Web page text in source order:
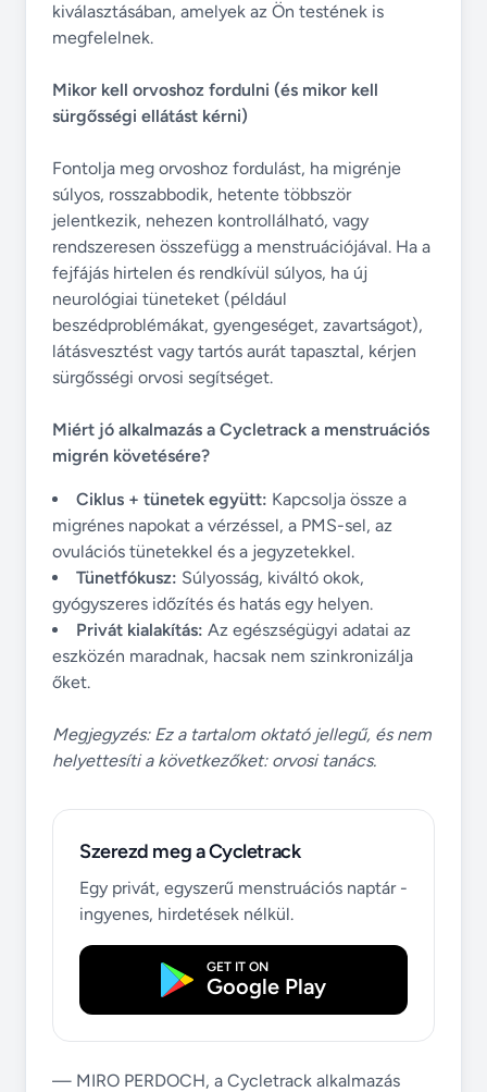
kiválasztásában, amelyek az Ön testének is
megfelelnek.
Mikor kell orvoshoz fordulni (és mikor kell
sürgősségi ellátást kérni)
Fontolja meg orvoshoz fordulást, ha migrénje
súlyos, rosszabbodik, hetente többször
jelentkezik, nehezen kontrollálható, vagy
rendszeresen összefügg a menstruációjával. Ha a
fejfájás hirtelen és rendkívül súlyos, ha új
neurológiai tüneteket (például
beszédproblémákat, gyengeséget, zavartságot),
látásvesztést vagy tartós aurát tapasztal, kérjen
sürgősségi orvosi segítséget.
Miért jó alkalmazás a Cycletrack a menstruációs
migrén követésére?
Ciklus + tünetek együtt: Kapcsolja össze a
migrénes napokat a vérzéssel, a PMS-sel, az
ovulációs tünetekkel és a jegyzetekkel.
Tünetfókusz: Súlyosság, kiváltó okok,
gyógyszeres időzítés és hatás egy helyen.
Privát kialakítás: Az egészségügyi adatai az
eszközén maradnak, hacsak nem szinkronizálja
őket.
Megjegyzés: Ez a tartalom oktató jellegű, és nem
helyettesíti a következőket: orvosi tanács.
Szerezd meg a Cycletrack
Egy privát, egyszerű menstruációs naptár -
ingyenes, hirdetések nélkül.
GET IT ON
Google Play
— MIRO PERDOCH, a Cycletrack alkalmazás